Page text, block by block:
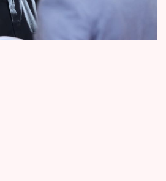
ve scéně ze sobotního